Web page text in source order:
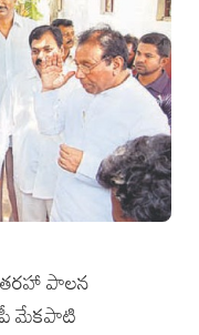
తరహా పాలన
మేకపాటి